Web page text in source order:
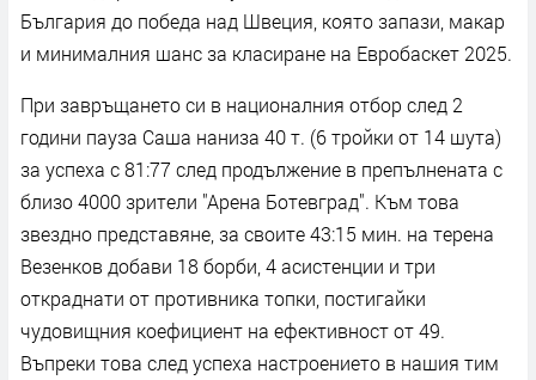
България до победа над Швеция, която запази, макар
и минималния шанс за класиране на Евробаскет 2025.
При завръщането си в националния отбор след 2
години пауза Саша наниза 40 т. (6 тройки от 14 шута)
за успеха с 81:77 след продължение в препълнената с
близо 4000 зрители "Арена Ботевград". Към това
звездно представяне, за своите 43:15 мин. на терена
Везенков добави 18 борби, 4 асистенции и три
откраднати от противника топки, постигайки
чудовищния коефициент на ефективност от 49.
Въпреки това след успеха настроението в нашия тим